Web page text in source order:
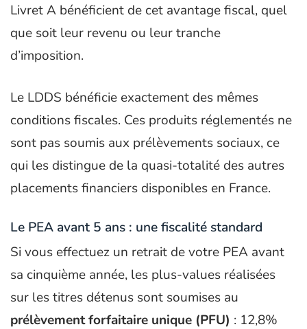
Livret A bénéficient de cet avantage fiscal, quel
que soit leur revenu ou leur tranche
d’imposition.
Le LDDS bénéficie exactement des mêmes
conditions fiscales. Ces produits réglementés ne
sont pas soumis aux prélèvements sociaux, ce
qui les distingue de la quasi-totalité des autres
placements financiers disponibles en France.
Le PEA avant 5 ans : une fiscalité standard
Si vous effectuez un retrait de votre PEA avant
sa cinquième année, les plus-values réalisées
sur les titres détenus sont soumises au
prélèvement forfaitaire unique (PFU) : 12,8%